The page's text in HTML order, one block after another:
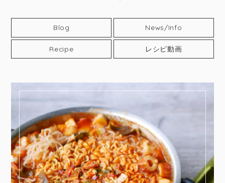
Blog News/Info
Recipe レシピ動画